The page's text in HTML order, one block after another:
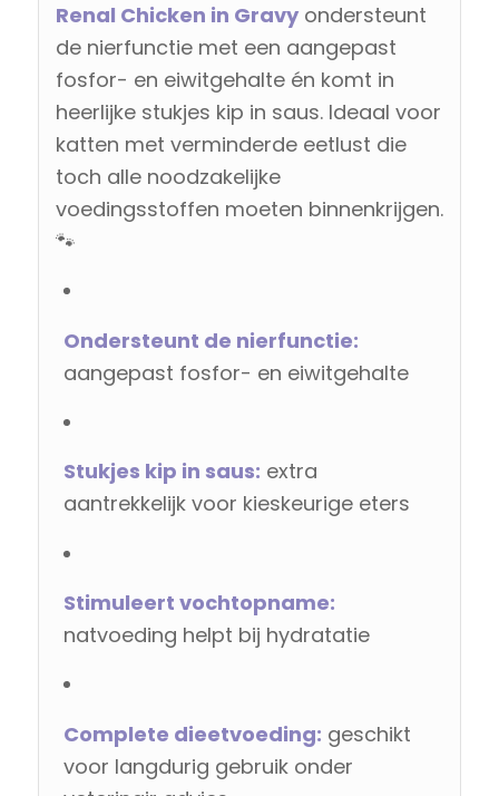
Renal Chicken in Gravyondersteunt
de nierfunctie met een aangepast
fosfor- en eiwitgehalte én komt in
heerlijke stukjes kip in saus. Ideaal voor
katten met verminderde eetlust die
toch alle noodzakelijke
voedingsstoffen moeten binnenkrijgen.
🐾
Ondersteunt de nierfunctie:
aangepast fosfor- en eiwitgehalte
Stukjes kip in saus: extra
aantrekkelijk voor kieskeurige eters
Stimuleert vochtopname:
natvoeding helpt bij hydratatie
Complete dieetvoeding: geschikt
voor langdurig gebruik onder